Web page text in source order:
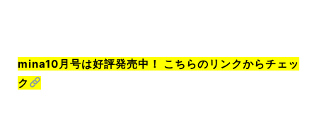
mina10月号は好評発売中！ こちらのリンクからチェッ
ク